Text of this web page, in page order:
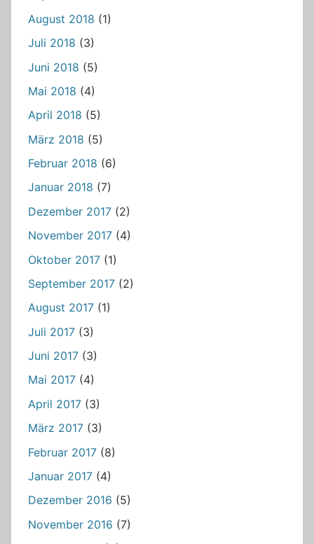
August 2018 (1)
Juli 2018 (3)
Juni 2018 (5)
Mai 2018 (4)
April 2018 (5)
März 2018 (5)
Februar 2018 (6)
Januar 2018 (7)
Dezember 2017 (2)
November 2017 (4)
Oktober 2017 (1)
September 2017 (2)
August 2017 (1)
Juli 2017 (3)
Juni 2017 (3)
Mai 2017 (4)
April 2017 (3)
März 2017 (3)
Februar 2017 (8)
Januar 2017 (4)
Dezember 2016 (5)
November 2016 (7)